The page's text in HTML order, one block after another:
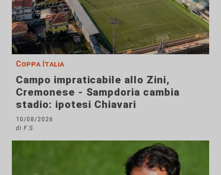
Coppa Italia
Campo impraticabile allo Zini,
Cremonese - Sampdoria cambia
stadio: ipotesi Chiavari
10/08/2026
di F.S.